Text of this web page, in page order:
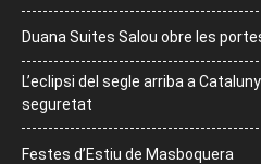
Duana Suites Salou obre les
L’eclipsi del segle arriba a
seguretat
Festes d’Estiu de Masboquera